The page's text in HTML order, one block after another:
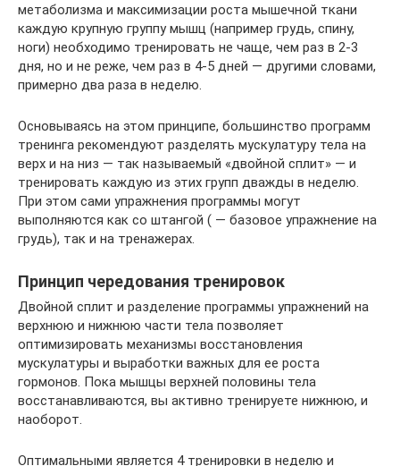
метаболизма и максимизации роста мышечной ткани
каждую крупную группу мышц (например грудь, спину,
ноги) необходимо тренировать не чаще, чем раз в 2-3
дня, но и не реже, чем раз в 4-5 дней — другими словами,
примерно два раза в неделю.
Основываясь на этом принципе, большинство программ
тренинга рекомендуют разделять мускулатуру тела на
верх и на низ — так называемый «двойной сплит» — и
тренировать каждую из этих групп дважды в неделю.
При этом сами упражнения программы могут
выполняются как со штангой ( — базовое упражнение на
грудь), так и на тренажерах.
Принцип чередования тренировок
Двойной сплит и разделение программы упражнений на
верхнюю и нижнюю части тела позволяет
оптимизировать механизмы восстановления
мускулатуры и выработки важных для ее роста
гормонов. Пока мышцы верхней половины тела
восстанавливаются, вы активно тренируете нижнюю, и
наоборот.
Оптимальными является 4 тренировки в неделю и